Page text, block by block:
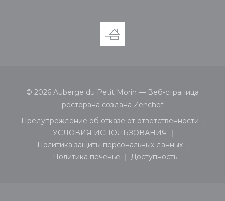
© 2026 Auberge du Petit Morin — Веб-страница
ресторана создана Zenchef((открывается в
Предупреждение об отказе от ответственности
((открывается в новом окне))
УСЛОВИЯ ИСПОЛЬЗОВАНИЯ
((открывается в новом окне))
Политика защиты персональных данных
((открывается в новом окне))
Политика печенье
((открывается в новом окне))
Доступность
((открывается в